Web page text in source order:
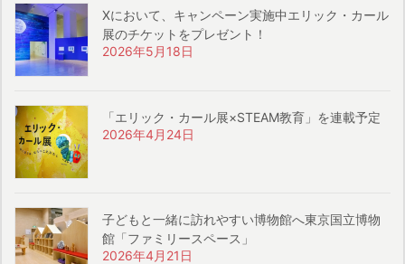
Xにおいて、キャンペーン実施中エリック・カール
展のチケットをプレゼント！
2026年5月18日
「エリック・カール展×STEAM教育」を連載予定
2026年4月24日
子どもと一緒に訪れやすい博物館へ東京国立博物
館「ファミリースペース」
2026年4月21日